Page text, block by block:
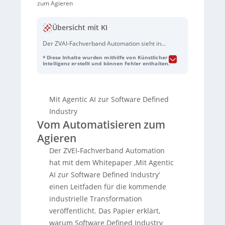
zum Agieren
Übersicht mit KI
Der ZVAI-Fachverband Automation sieht in
Entwicklungsschritt der industriellen
reagieren, Abweichungen erkennen und
innerhalb definierter Leitplanken
eigenständig Lösungsvorschläge ableiten.
Laut ZVAI-Umfrage nutzt bereits rund ein
Fünftel der verarbeitenden Unternehmen
Industrial AI produktiv – mit messbaren
Effekten wie stabileren Prozessen, weniger
Ausschuss und schnellerer Anpassung an
Varianten; viele planen hohe Investitionen.
Im Whitepaper wird beschrieben, wieSDI
strukturell funktioniert: stärkere Trennung
softwarebasierte Orchestrierung von
* Diese Inhalte wurden mithilfe von Künstlicher
Intelligenz erstellt und können Fehler enthalten.
Mit Agentic AI zur Software Defined
Industry
Vom Automatisieren zum
Agieren
Der ZVEI-Fachverband Automation
hat mit dem Whitepaper ‚Mit Agentic
AI zur Software Defined Industry‘
einen Leitfaden für die kommende
industrielle Transformation
veröffentlicht. Das Papier erklärt,
warum Software Defined Industry